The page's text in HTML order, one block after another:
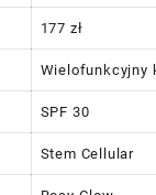
177 zł
Wielofunkcyjny
SPF 30
Stem Cellular